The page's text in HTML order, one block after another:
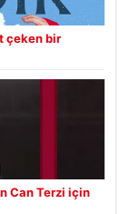
çeken bir
Can Terzi için